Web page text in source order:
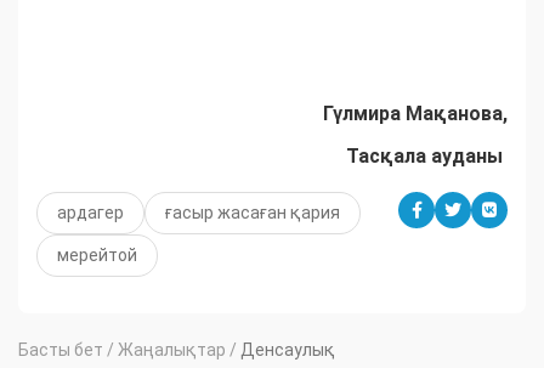
Гүлмира Мақанова,
Тасқала ауданы
ардагер ғасыр жасаған қария
мерейтой
Басты бет / Жаңалықтар / Денсаулық